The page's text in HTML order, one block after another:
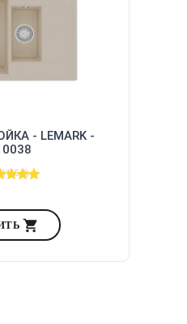
- LEMARK -
1(5.0)